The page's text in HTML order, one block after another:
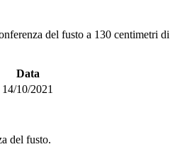
del fusto a 130 centimetri di
Data
14/10/2021
del fusto.